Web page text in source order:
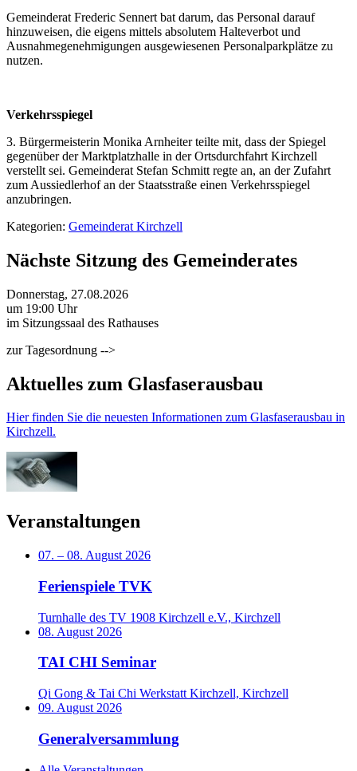
Gemeinderat Frederic Sennert bat darum, das Personal darauf
hinzuweisen, die eigens mittels absolutem Halteverbot und
Ausnahmegenehmigungen ausgewiesenen Personalparkplätze zu
nutzen.
Verkehrsspiegel
3. Bürgermeisterin Monika Arnheiter teilte mit, dass der Spiegel
gegenüber der Marktplatzhalle in der Ortsdurchfahrt Kirchzell
verstellt sei. Gemeinderat Stefan Schmitt regte an, an der Zufahrt
zum Aussiedlerhof an der Staatsstraße einen Verkehrsspiegel
anzubringen.
Kategorien: Gemeinderat Kirchzell
Nächste Sitzung des Gemeinderates
Donnerstag, 27.08.2026
um 19:00 Uhr
im Sitzungssaal des Rathauses
zur Tagesordnung -->
Aktuelles zum Glasfaserausbau
Hier finden Sie die neuesten Informationen zum Glasfaserausbau in
Kirchzell.
Veranstaltungen
07. – 08. August 2026
Ferienspiele TVK
Turnhalle des TV 1908 Kirchzell e.V., Kirchzell
08. August 2026
TAI CHI Seminar
Qi Gong & Tai Chi Werkstatt Kirchzell, Kirchzell
09. August 2026
Generalversammlung